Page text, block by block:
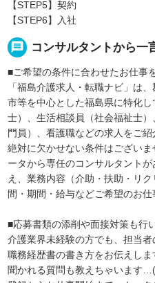
【STEP5】契約
【STEP6】入社
message コンサルタントから一
■ご希望の条件に合わせたお仕事
「福島介護求人・転職ナビ」は
市等を中心とした福島県に特化
士）、生活相談員（社会福祉士
門員）、看護職などの求人をご紹
絶対に欠かせない条件はござい
ータから専任のコンサルタント
え、業務内容（介助・扶助・リ
間・期間・給与などご希望のお仕
■応募書類の添削や面接対策も行
介護業界未経験の方でも、担当
職務経歴書の書き方をお伝えし
聞かれる質問も教えちゃいます